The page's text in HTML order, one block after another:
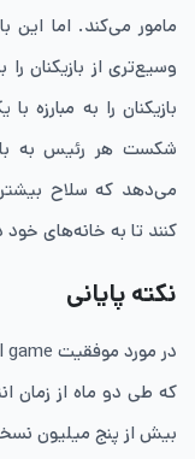
مامور می‌کند. اما این
وسیع‌تری از بازیکنان
بازیکنان را به
شکست هر رئیس به
می‌دهد که سلاح
کنند تا به خانه‌های خود
نکته پایانی
که طی دو ماه از زمان
بیش از پنج میلیون